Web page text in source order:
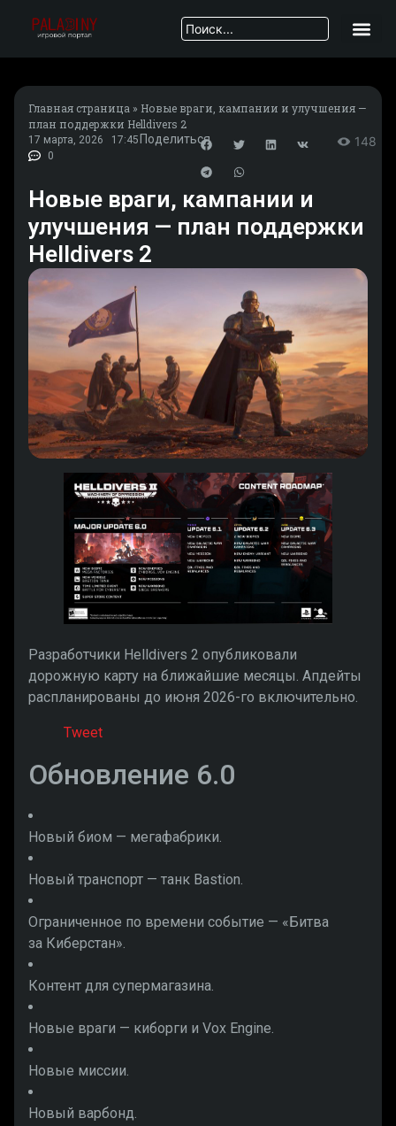
Главная страница » Новые враги, кампании и улучшения —
план поддержки Helldivers 2
17 марта, 2026
17:45
0
Поделиться 148
Новые враги, кампании и
улучшения — план поддержки
Helldivers 2
Разработчики Helldivers 2 опубликовали
дорожную карту на ближайшие месяцы. Апдейты
распланированы до июня 2026-го включительно.
Tweet
Обновление 6.0
Новый биом — мегафабрики.
Новый транспорт — танк Bastion.
Ограниченное по времени событие — «Битва
за Киберстан».
Контент для супермагазина.
Новые враги — киборги и Vox Engine.
Новые миссии.
Новый варбонд.